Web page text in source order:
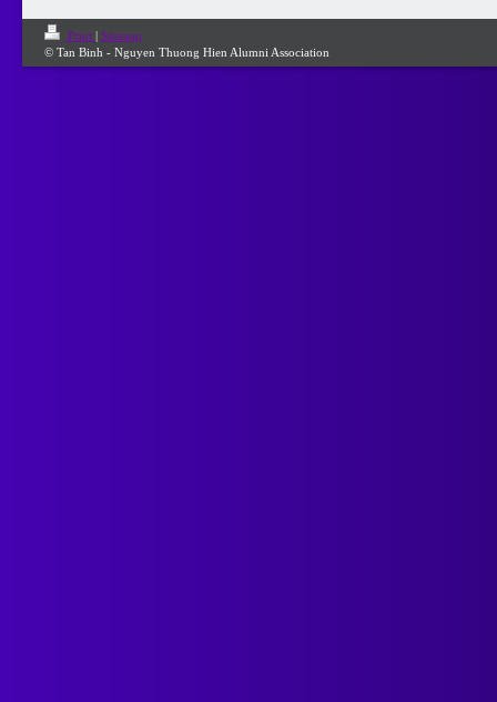
Print | Sitemap
© Tan Binh - Nguyen Thuong Hien Alumni Association